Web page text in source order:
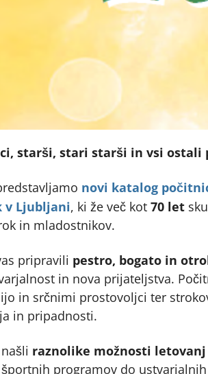
starši, stari starši in vsi
novi katalog
v Ljubljani, ki že več kot 70 let
in mladostnikov.
pripravili pestro, bogato in
in nova prijateljstva.
in srčnimi prostovoljci ter
in pripadnosti.
raznolike možnosti letovanj
programov do